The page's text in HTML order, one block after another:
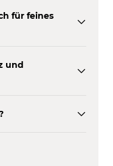
für feines
und